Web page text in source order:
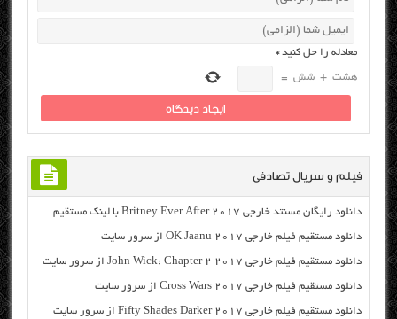
معادله را حل کنید*
هشت + شش =
فیلم و سریال تصادفی
دانلود رایگان مسنتد خارجی Britney Ever After 2017 با لینک مستقیم
دانلود مستقیم فیلم خارجی OK Jaanu 2017 از سرور سایت
دانلود مستقیم فیلم خارجی John Wick: Chapter 2 2017 از سرور سایت
دانلود مستقیم فیلم خارجی Cross Wars 2017 از سرور سایت
دانلود مستقیم فیلم خارجی Fifty Shades Darker 2017 از سرور سایت